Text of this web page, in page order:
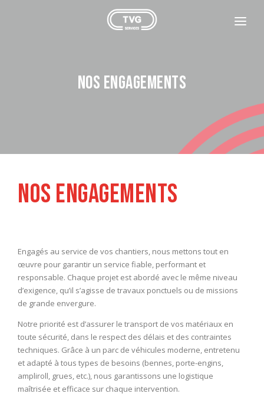
REJOIGNEZ-NOUS
+33 4 77 29 61 10
Nos engagements
Nos engagements
Engagés au service de vos chantiers, nous mettons tout en
œuvre pour garantir un service fiable, performant et
responsable. Chaque projet est abordé avec le même niveau
d’exigence, qu’il s’agisse de travaux ponctuels ou de missions
de grande envergure.
Notre priorité est d’assurer le transport de vos matériaux en
toute sécurité, dans le respect des délais et des contraintes
techniques. Grâce à un parc de véhicules moderne, entretenu
et adapté à tous types de besoins (bennes, porte-engins,
ampliroll, grues, etc.), nous garantissons une logistique
maîtrisée et efficace sur chaque intervention.